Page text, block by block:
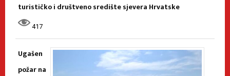
turističko i društveno središte sjevera Hrvatske
417
Ugašen
požar na